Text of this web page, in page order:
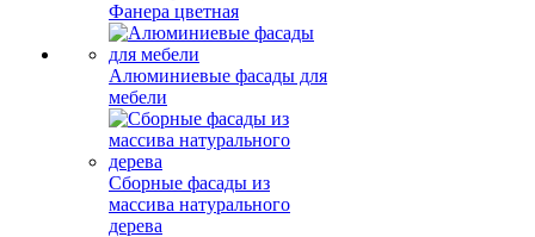
Фанера цветная
Алюминиевые фасады для
мебели
Сборные фасады из
массива натурального
дерева